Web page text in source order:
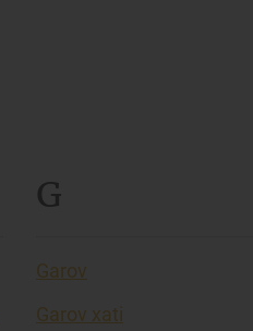
G
Garov
Garov xati